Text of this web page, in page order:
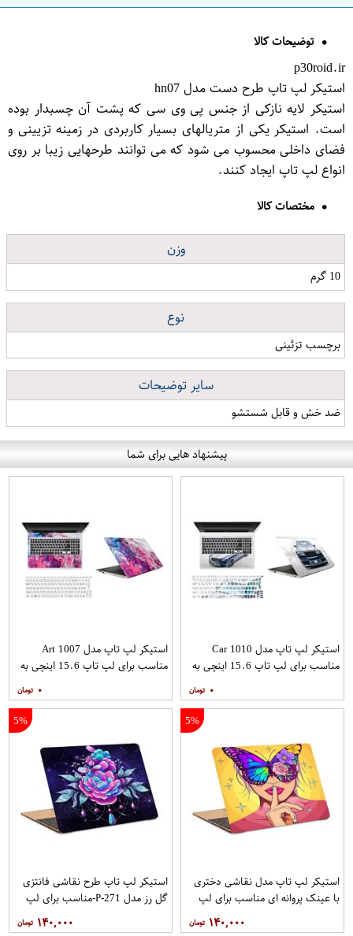
توضیحات کالا
p30roid.ir
استیکر لپ تاپ طرح دست مدل hn07
استیکر لایه نازکی از جنس پی وی سی که پشت آن چسب‎دار بوده
است. استیکر یکی از متریال‎های بسیار کاربردی در زمینه تزیینی و
فضای داخلی محسوب می شود که می توانند طرح‎هایی زیبا بر روی
انواع لپ تاپ ایجاد کنند.
مختصات کالا
وزن
10 گرم
نوع
برچسب تزئینی
سایر توضیحات
ضد خش و قابل شستشو
پیشنهاد هایی برای شما
استیکر لپ تاپ مدل Car 1010
مناسب برای لپ تاپ 15.6 اینچی به
۰
استیکر لپ تاپ مدل Art 1007
مناسب برای لپ تاپ 15.6 اینچی به
۰
5%
استیکر لپ تاپ مدل نقاشی دختری
با عینک پروانه ای مناسب برای لپ
۱۴۰,۰۰۰
5%
استیکر لپ تاپ طرح نقاشی فانتزی
گل رز مدل P-271-مناسب برای لپ
۱۴۰,۰۰۰